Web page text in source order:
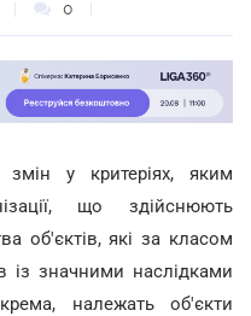
0
змін у критеріях, яким
що здійснюють
об'єктів, які за класом
із значними наслідками
належать об'єкти